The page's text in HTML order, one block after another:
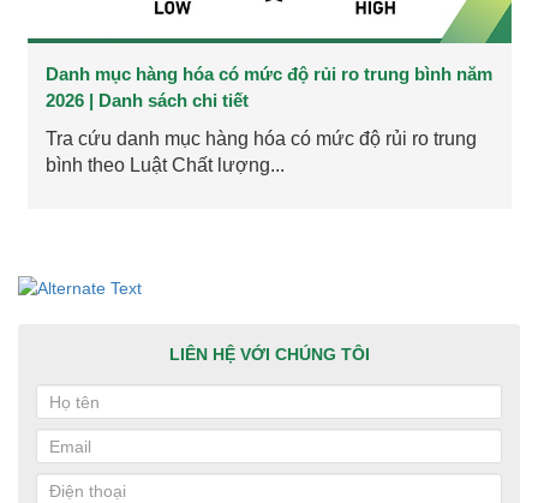
Danh mục hàng hóa có mức độ rủi ro trung bình năm
2026 | Danh sách chi tiết
Tra cứu danh mục hàng hóa có mức độ rủi ro trung
bình theo Luật Chất lượng...
LIÊN HỆ VỚI CHÚNG TÔI